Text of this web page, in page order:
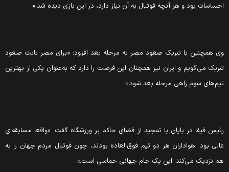
احساسات بود و هر آنچه فوتبال به آن نیاز دارد، در این بازی دیده شد.»
وی همچنین با تبریک صعود مصر به مرحله بعد افزود: «برای مصر بابت صعود
تبریک می‌گویم و ایران نیز همچنان این فرصت را دارد که به‌عنوان یکی از بهترین
تیم‌های سوم راهی مرحله بعد شود.»
رئیس فیفا در پایان با تمجید از فضای حاکم بر ورزشگاه گفت: «واقعا مسابقه‌ای
عالی بود. هواداران هر دو تیم فوق‌العاده بودند، چون فوتبال مردم جهان را به
هم نزدیک می‌کند. این یک جام جهانی حماسی است.»